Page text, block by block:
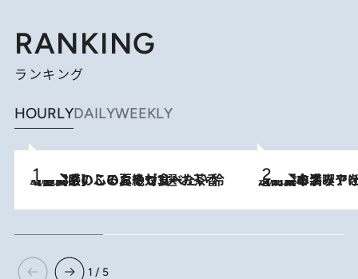
RANKING
ランキング
HOURLYDAILYWEEKLY
2026.8.5
【静岡県】この夏絶対食べたい 冷やしておいしいおやつ3選 お茶香る生食感のふるふるゼリー 2026.8.5
【西日本エリアを総まとめ】 47都道府県の手みやげ ひんやりスイーツで夏を満喫
1 / 5